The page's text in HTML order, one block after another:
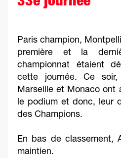
Paris champion,
première et la
championnat étaient
cette journée. Ce
Marseille et Monaco ont
le podium et donc, leur
des Champions.
En bas de classement,
maintien.